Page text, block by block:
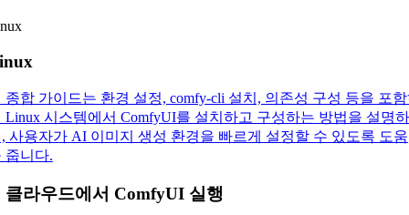
종합 가이드는 환경 설정, comfy-cli 설치, 의존성 구성 등을 포
Linux 시스템에서 ComfyUI를 설치하고 구성하는 방법을 설명하
사용자가 AI 이미지 생성 환경을 빠르게 설정할 수 있도록 도움
줍니다.
클라우드에서 ComfyUI 실행